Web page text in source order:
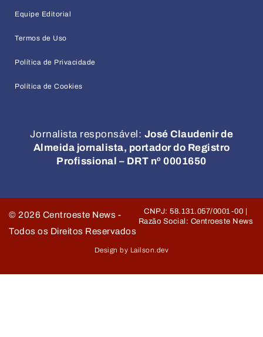
Equipe Editorial
Termos de Uso
Política de Privacidade
Política de Cookies
Jornalista responsável: José Claudenir de
Almeida jornalista, portador do Registro
Profissional – DRT nº 0001650
© 2026 Centroeste News -
Todos os Direitos Reservados
CNPJ: 58.131.057/0001-00 |
Razão Social: Centroeste News
Design by Lailson.dev